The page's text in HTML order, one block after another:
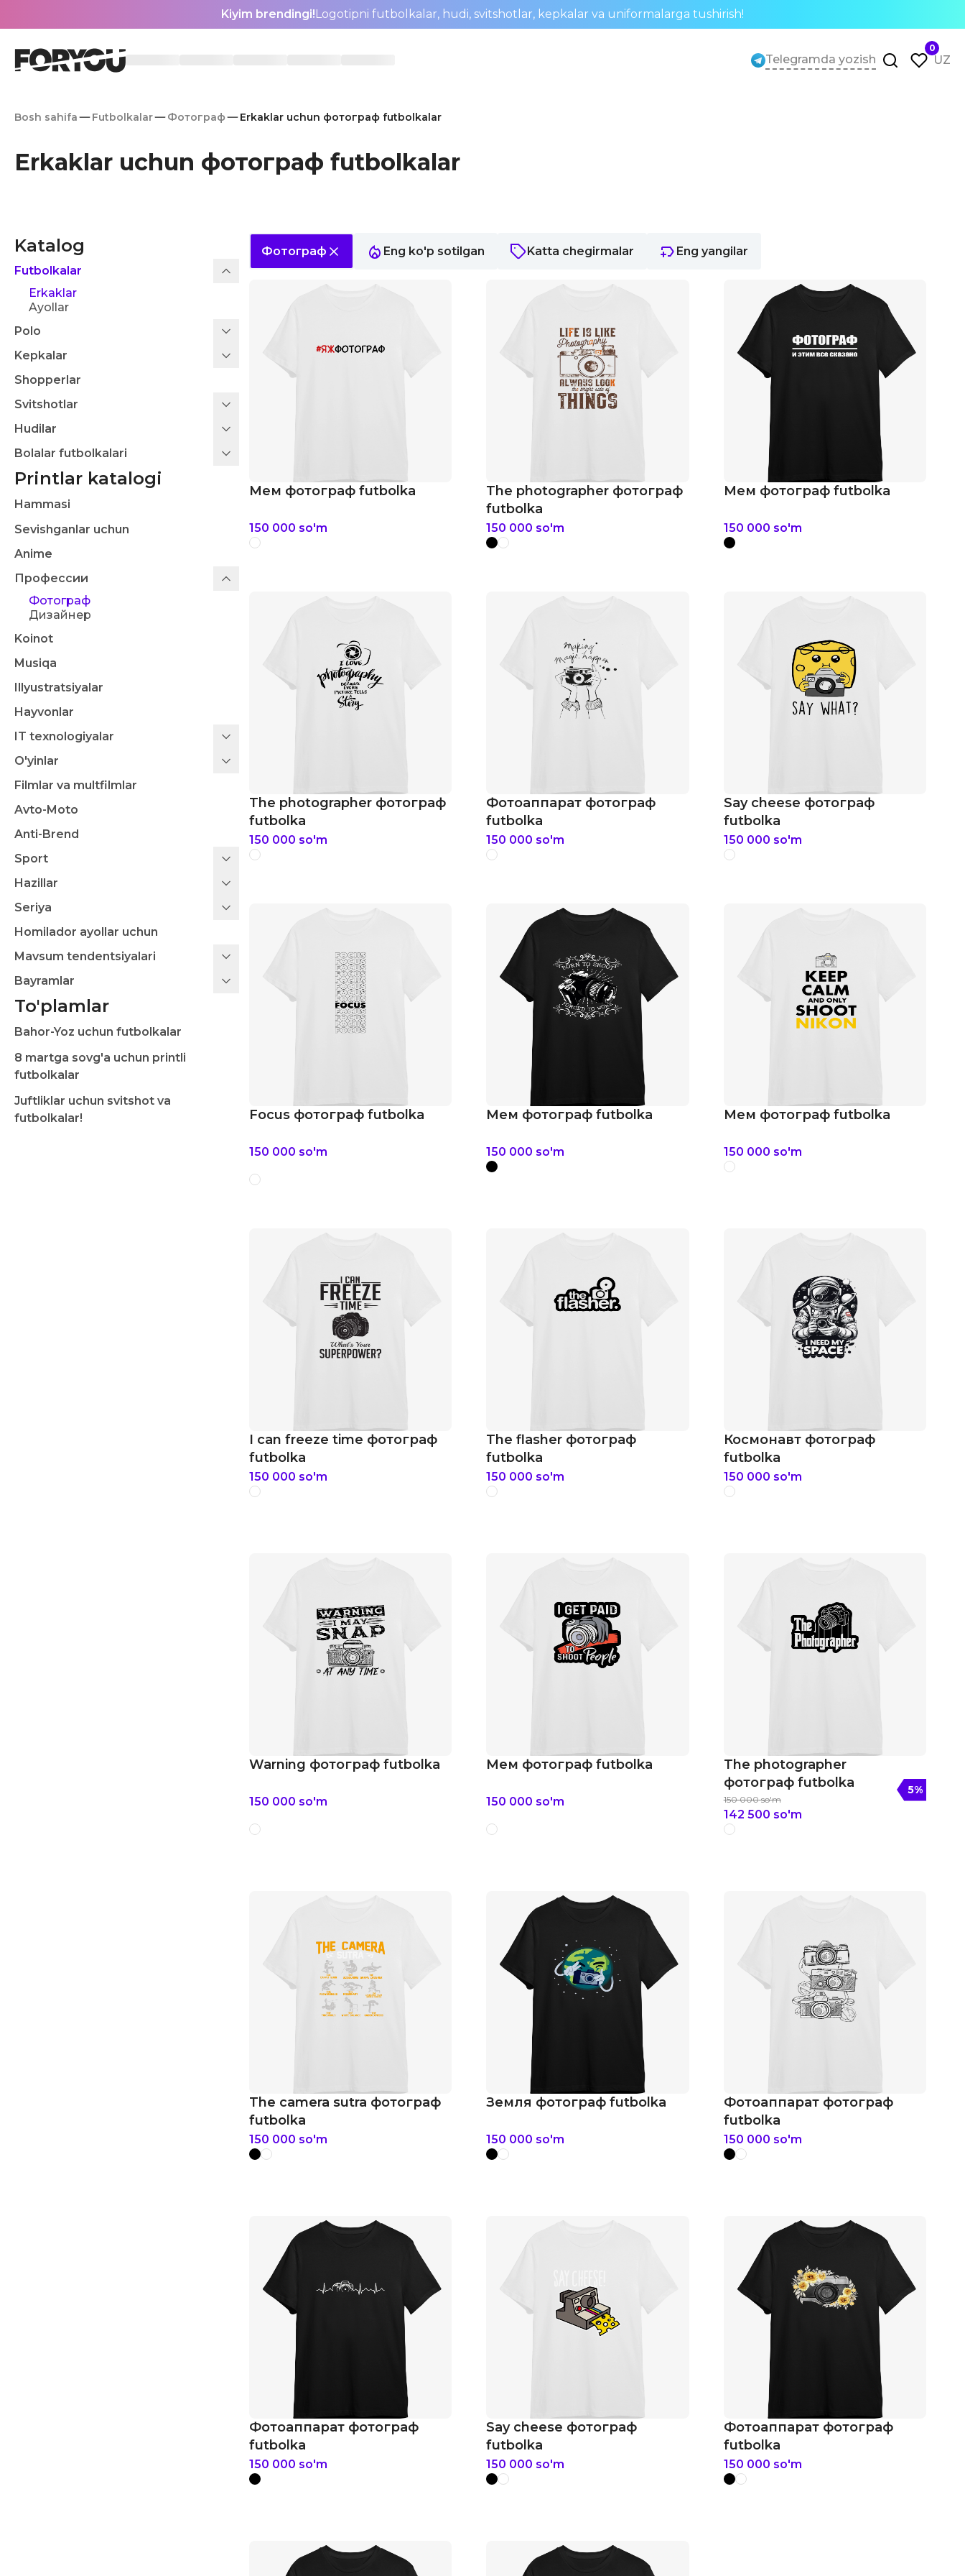
Kiyim brendingi!Logotipni futbolkalar, hudi, svitshotlar, kepkalar va uniformalarga tushirish!
Telegramda yozish
0
UZ
Bosh sahifa Futbolkalar Фотограф Erkaklar uchun фотограф futbolkalar
Erkaklar uchun фотограф futbolkalar
Katalog
Futbolkalar
Erkaklar
Ayollar
Polo
Kepkalar
Shopperlar
Svitshotlar
Hudilar
Bolalar futbolkalari
Printlar katalogi
Hammasi
Sevishganlar uchun
Anime
Профессии
Фотограф
Дизайнер
Koinot
Musiqa
Illyustratsiyalar
Hayvonlar
IT texnologiyalar
O'yinlar
Filmlar va multfilmlar
Avto-Moto
Anti-Brend
Sport
Hazillar
Seriya
Homilador ayollar uchun
Mavsum tendentsiyalari
Bayramlar
To'plamlar
Bahor-Yoz uchun futbolkalar
8 martga sovg'a uchun printli
futbolkalar
Juftliklar uchun svitshot va
futbolkalar!
Фотограф Eng ko'p sotilgan Katta chegirmalar Eng yangilar
Мем фотограф futbolka
150 000 so'm
The photographer фотограф
futbolka
150 000 so'm
Мем фотограф futbolka
150 000 so'm
The photographer фотограф
futbolka
150 000 so'm
Фотоаппарат фотограф
futbolka
150 000 so'm
Say cheese фотограф
futbolka
150 000 so'm
Focus фотограф futbolka
150 000 so'm
Мем фотограф futbolka
150 000 so'm
Мем фотограф futbolka
150 000 so'm
I can freeze time фотограф
futbolka
150 000 so'm
The flasher фотограф
futbolka
150 000 so'm
Космонавт фотограф
futbolka
150 000 so'm
Warning фотограф futbolka
150 000 so'm
Мем фотограф futbolka
150 000 so'm
The photographer
фотограф futbolka
150 000 so'm
142 500 so'm
5%
The camera sutra фотограф
futbolka
150 000 so'm
Земля фотограф futbolka
150 000 so'm
Фотоаппарат фотограф
futbolka
150 000 so'm
Фотоаппарат фотограф
futbolka
150 000 so'm
Say cheese фотограф
futbolka
150 000 so'm
Фотоаппарат фотограф
futbolka
150 000 so'm